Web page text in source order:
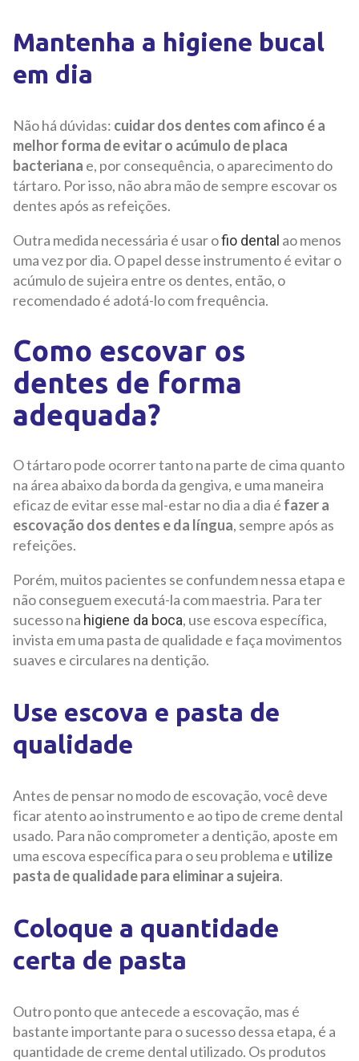
Mantenha a higiene bucal
em dia
Não há dúvidas: cuidar dos dentes com afinco é a
melhor forma de evitar o acúmulo de placa
bacteriana e, por consequência, o aparecimento do
tártaro. Por isso, não abra mão de sempre escovar os
dentes após as refeições.
Outra medida necessária é usar ofio dental ao menos
uma vez por dia. O papel desse instrumento é evitar o
acúmulo de sujeira entre os dentes, então, o
recomendado é adotá-lo com frequência.
Como escovar os
dentes de forma
adequada?
O tártaro pode ocorrer tanto na parte de cima quanto
na área abaixo da borda da gengiva, e uma maneira
eficaz de evitar esse mal-estar no dia a dia é fazer a
escovação dos dentes e da língua, sempre após as
refeições.
Porém, muitos pacientes se confundem nessa etapa e
não conseguem executá-la com maestria. Para ter
sucesso na higiene da boca, use escova específica,
invista em uma pasta de qualidade e faça movimentos
suaves e circulares na dentição.
Use escova e pasta de
qualidade
Antes de pensar no modo de escovação, você deve
ficar atento ao instrumento e ao tipo de creme dental
usado. Para não comprometer a dentição, aposte em
uma escova específica para o seu problema e utilize
pasta de qualidade para eliminar a sujeira.
Coloque a quantidade
certa de pasta
Outro ponto que antecede a escovação, mas é
bastante importante para o sucesso dessa etapa, é a
quantidade de creme dental utilizado. Os produtos